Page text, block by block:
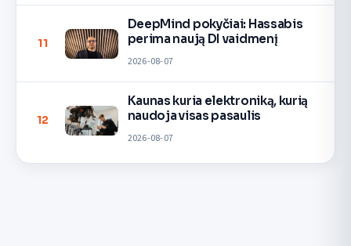
11
DeepMind pokyčiai: Hassabis
perima naują DI vaidmenį
2026-08-07
12
Kaunas kuria elektroniką, kurią
naudoja visas pasaulis
2026-08-07